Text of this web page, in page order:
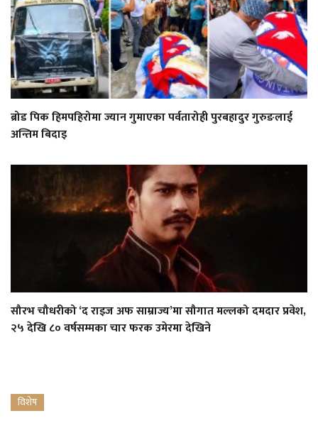
ब्रोड पिक हिमपहिरोमा ज्यान गुमाएका पर्वतारोही पुरबहादुर गुरुङलाई
अन्तिम बिदाइ
सौरभ चौधरीको ‘द राइज अफ साम्राज्य’मा सौगात मल्लको दमदार प्रवेश,
२५ देखि ८० वर्षसम्मका चार फरक उमेरमा देखिने
विशेष